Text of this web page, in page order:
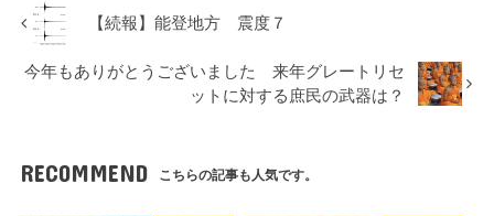
【続報】能登地方 震度７
今年もありがとうございました 来年グレートリセ
ットに対する庶民の武器は？
RECOMMEND こちらの記事も人気です。